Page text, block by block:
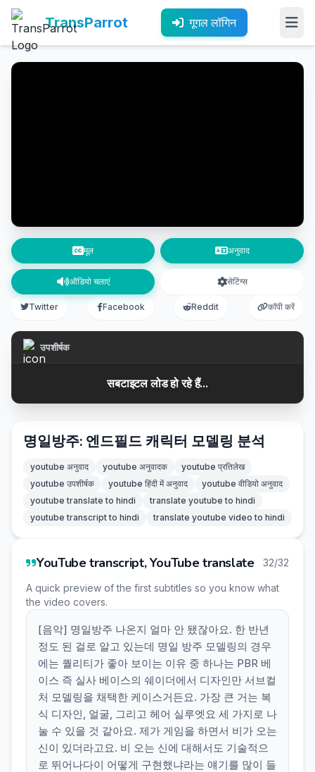
TransParrot गूगल लॉगिन
मूल अनुवाद
ऑडियो चलाएं सेटिंग्स
Twitter Facebook Reddit कॉपी करें
उपशीर्षक
सबटाइटल लोड हो रहे हैं...
명일방주: 엔드필드 캐릭터 모델링 분석
youtube अनुवाद youtube अनुवादक
youtube प्रतिलेख
youtube उपशीर्षक
youtube हिंदी में अनुवाद
youtube वीडियो अनुवाद
youtube translate to hindi
translate youtube to hindi
youtube transcript to hindi
translate youtube video to hindi
YouTube transcript, YouTube translate 32/32
A quick preview of the first subtitles so you know what
the video covers.
[음악] 명일방주 나온지 얼마 안 됐잖아요. 한 반년
정도 된 걸로 알고 있는데 명일 방주 모델링의 경우
에는 퀄리티가 좋아 보이는 이유 중 하나는 PBR 베
이스 즉 실사 베이스의 쉐이더에서 디자인만 서브컬
처 모델링을 채택한 케이스거든요. 가장 큰 거는 복
식 디자인, 얼굴, 그리고 헤어 실루엣요 세 가지로 나
눌 수 있을 것 같아요. 제가 게임을 하면서 비가 오는
신이 있더라고요. 비 오는 신에 대해서도 기술적으
로 뛰어나다이 어떻게 구현했냐라는 얘기를 많이 들